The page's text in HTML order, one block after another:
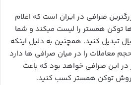
صرافی در ایران است که اعلام
توکن همستر را لیست میکند و شما
تبدیل کنید. همچنین به دلیل اینکه
معاملات را در میان صرافی ها دارد
در این صرافی خواهد بود که باعث
توکن همستر کسب کنید.